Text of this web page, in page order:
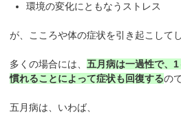
環境の変化にともなうストレス
が、こころや体の症状を引き起こして
多くの場合には、五月病は一過性で、
慣れることによって症状も回復するの
五月病は、いわば、